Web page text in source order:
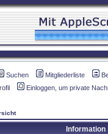
Suchen Mitgliederliste
Einloggen, um private
Information